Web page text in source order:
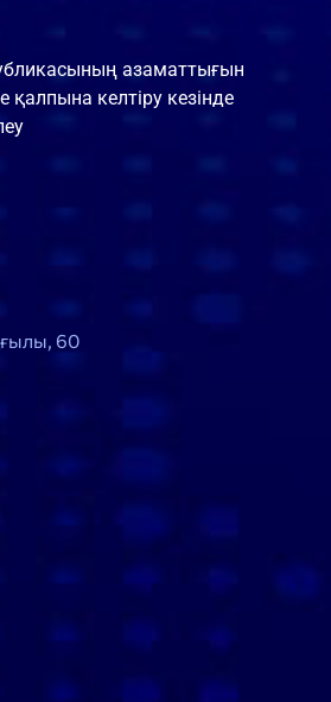
азаматтығын
қалпына келтіру кезінде
60